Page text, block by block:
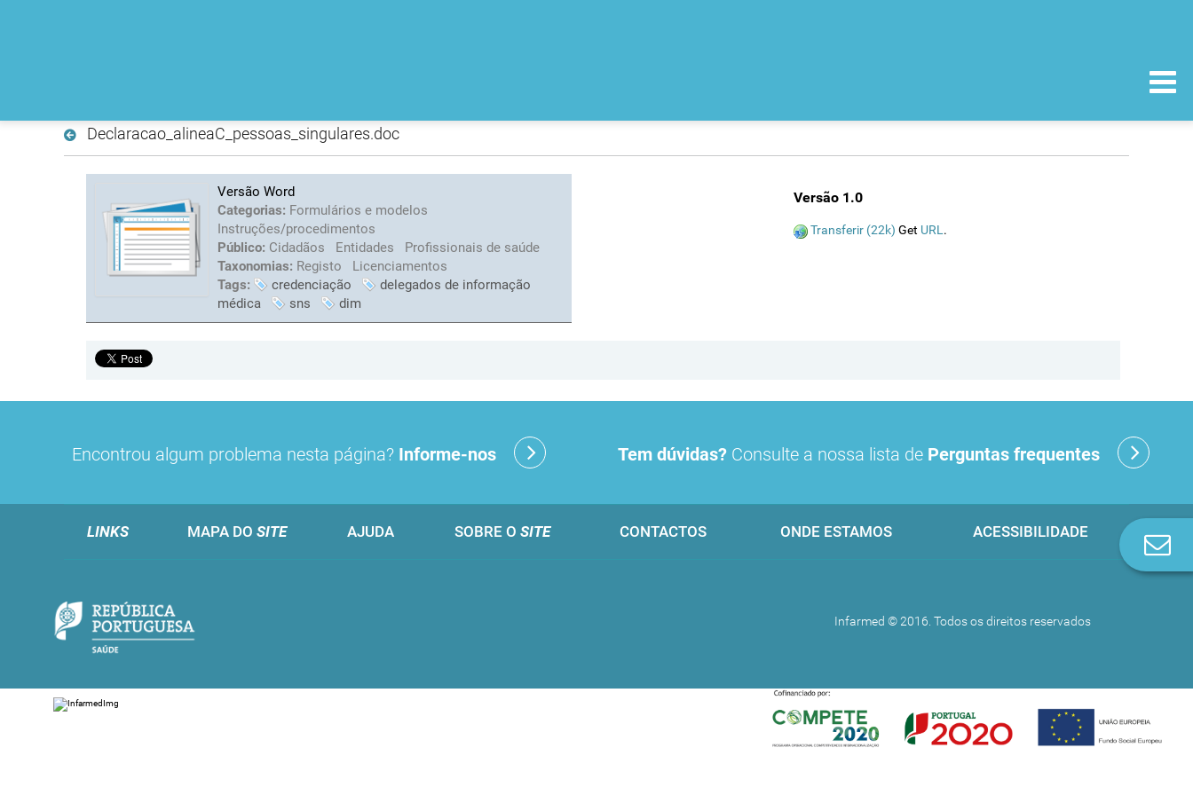
Declaracao_alineaC_pessoas_singulares.doc
Versão Word
Categorias: Formulários e modelos
Instruções/procedimentos
Público: Cidadãos Entidades
Profissionais de saúde
Taxonomias: Registo
Licenciamentos
Tags:
credenciação
delegados de informação
médica
sns dim
Versão 1.0
Transferir (22k) Get URL.
Encontrou algum problema nesta página? Informe-nos Tem dúvidas? Consulte a nossa lista de Perguntas frequentes
LINKS MAPA DO SITE AJUDA SOBRE O SITE CONTACTOS ONDE ESTAMOS ACESSIBILIDADE
Infarmed © 2016. Todos os direitos reservados